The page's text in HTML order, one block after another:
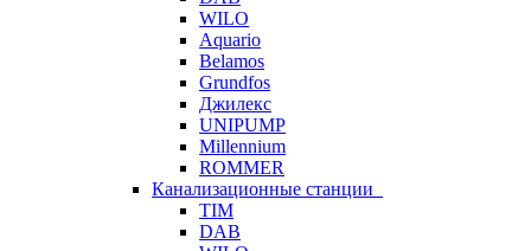
WILO
Aquario
Belamos
Grundfos
Джилекс
UNIPUMP
Millennium
ROMMER
Канализационные станции
TIM
DAB